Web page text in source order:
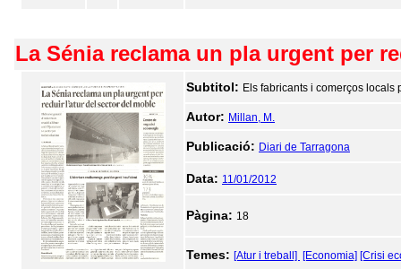
La Sénia reclama un pla urgent per
Subtitol: Els fabricants i comerços
Autor: Millan, M.
Publicació: Diari de Tarragona
Data: 11/01/2012
Pàgina: 18
Temes: [Atur i treball] [Economia] [Crisi